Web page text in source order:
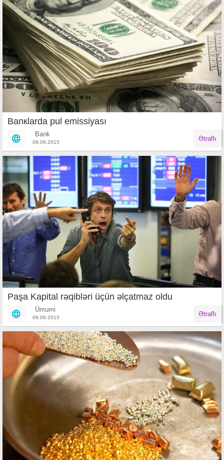
Banкlarda pul emissiyası
Bank
09.09.2015 Ətraflı
Paşa Kapital rəqibləri üçün əlçatmaz oldu
Ümumi
09.09.2015 Ətraflı